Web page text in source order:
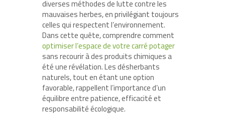
diverses méthodes de lutte contre les
mauvaises herbes, en privilégiant toujours
celles qui respectent l’environnement.
Dans cette quête, comprendre comment
optimiser l’espace de votre carré potager
sans recourir à des produits chimiques a
été une révélation. Les désherbants
naturels, tout en étant une option
favorable, rappellent l’importance d’un
équilibre entre patience, efficacité et
responsabilité écologique.